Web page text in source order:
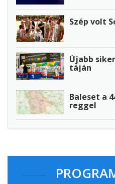
Szép volt
Újabb siker
táján
Baleset a
reggel